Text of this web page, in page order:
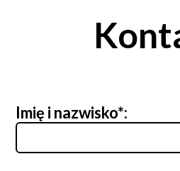
Imię i nazwisko*: